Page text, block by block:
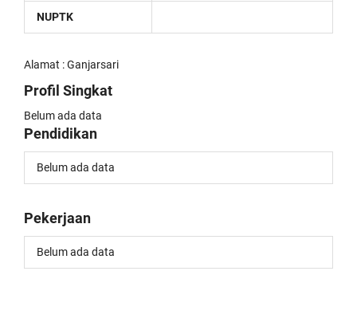
NUPTK
Alamat : Ganjarsari
Profil Singkat
Belum ada data
Pendidikan
Belum ada data
Pekerjaan
Belum ada data